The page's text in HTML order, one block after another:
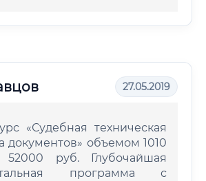
27.05.2019
«Судебная техническая
документов» объемом 1010
руб. Глубочайшая
программа с